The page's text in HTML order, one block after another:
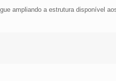
ampliando a estrutura disponível